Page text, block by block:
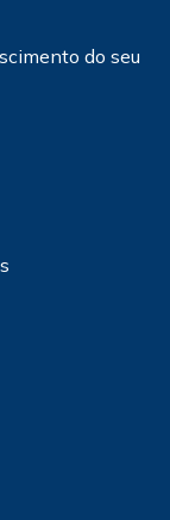
do seu